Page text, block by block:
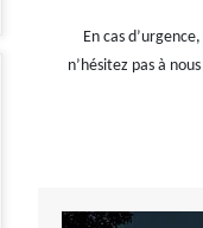
En cas
n’hésitez pas à